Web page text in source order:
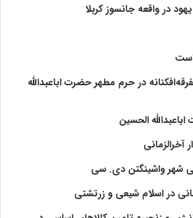
در واقعه جانسوز کربلا
است
در حرم مطهر حضرت اباعبدالله
الحسین
شهر واشينگتن دی. سی
در اسلام شیعی و زرتشتی